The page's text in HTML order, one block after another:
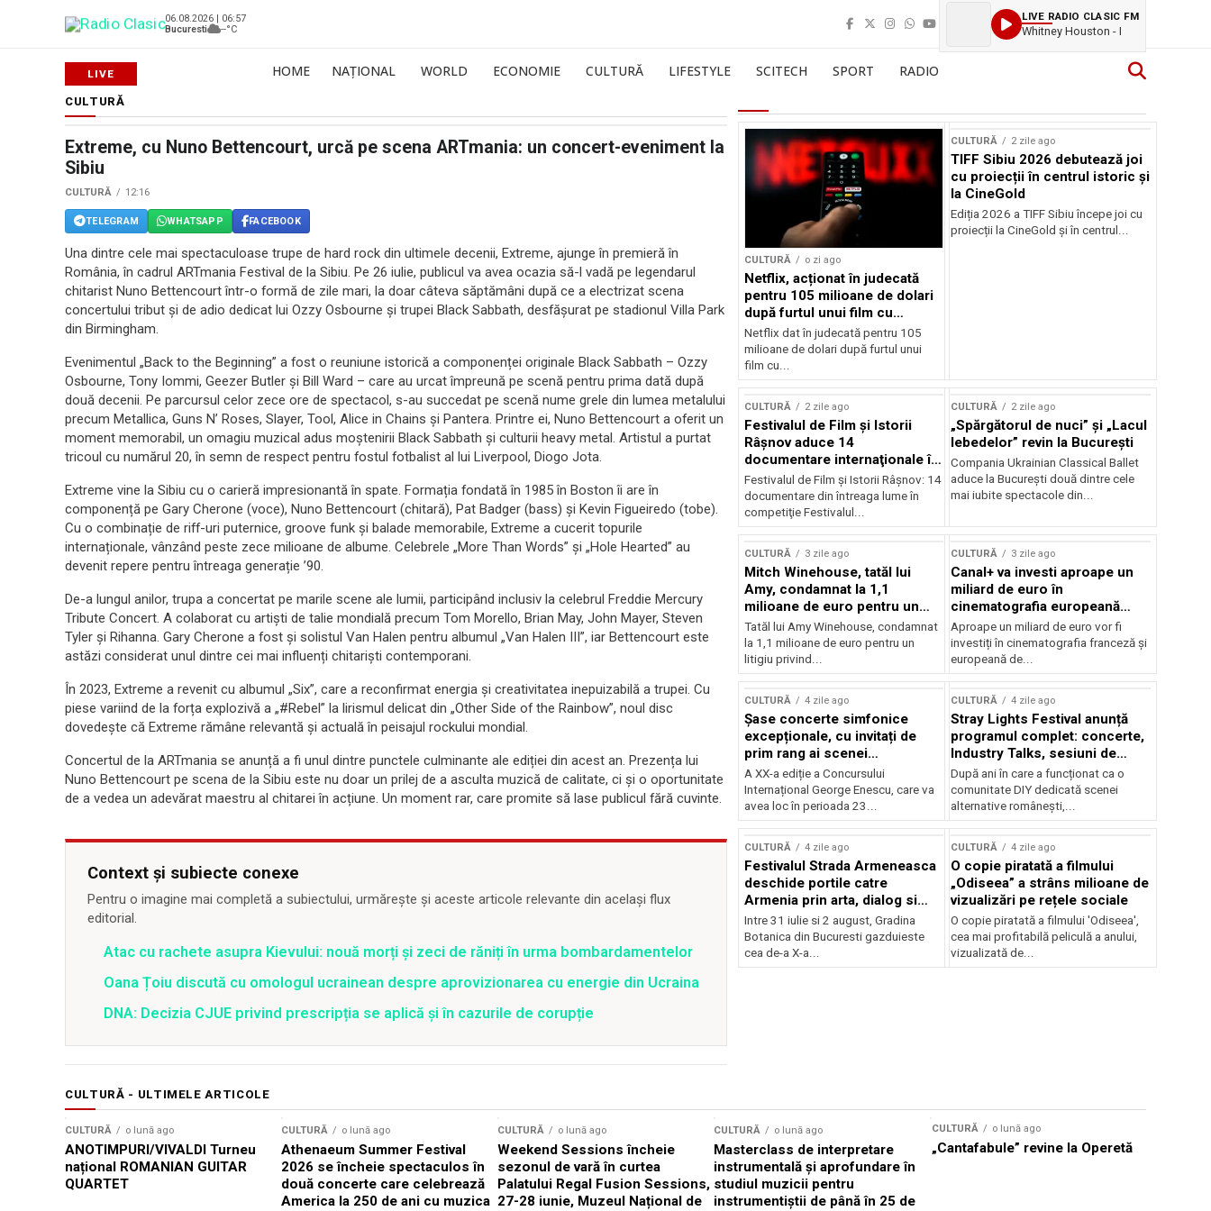
06.08.2026 | 06:57
Bucuresti
--°C
LIVE RADIO CLASIC FM
Whitney Houston - I
HOME NAȚIONAL WORLD ECONOMIE CULTURĂ LIFESTYLE SCITECH SPORT RADIO
CULTURĂ
Extreme, cu Nuno Bettencourt, urcă pe scena ARTmania: un concert-eveniment la
Sibiu
CULTURĂ 12:16
TELEGRAM WHATSAPP FACEBOOK
Una dintre cele mai spectaculoase trupe de hard rock din ultimele decenii, Extreme, ajunge în premieră în
România, în cadrul ARTmania Festival de la Sibiu. Pe 26 iulie, publicul va avea ocazia să-l vadă pe legendarul
chitarist Nuno Bettencourt într-o formă de zile mari, la doar câteva săptămâni după ce a electrizat scena
concertului tribut și de adio dedicat lui Ozzy Osbourne și trupei Black Sabbath, desfășurat pe stadionul Villa Park
din Birmingham.
Evenimentul „Back to the Beginning” a fost o reuniune istorică a componenței originale Black Sabbath – Ozzy
Osbourne, Tony Iommi, Geezer Butler și Bill Ward – care au urcat împreună pe scenă pentru prima dată după
două decenii. Pe parcursul celor zece ore de spectacol, s-au succedat pe scenă nume grele din lumea metalului
precum Metallica, Guns N’ Roses, Slayer, Tool, Alice in Chains și Pantera. Printre ei, Nuno Bettencourt a oferit un
moment memorabil, un omagiu muzical adus moștenirii Black Sabbath și culturii heavy metal. Artistul a purtat
tricoul cu numărul 20, în semn de respect pentru fostul fotbalist al lui Liverpool, Diogo Jota.
Extreme vine la Sibiu cu o carieră impresionantă în spate. Formația fondată în 1985 în Boston îi are în
componență pe Gary Cherone (voce), Nuno Bettencourt (chitară), Pat Badger (bass) și Kevin Figueiredo (tobe).
Cu o combinație de riff-uri puternice, groove funk și balade memorabile, Extreme a cucerit topurile
internaționale, vânzând peste zece milioane de albume. Celebrele „More Than Words” și „Hole Hearted” au
devenit repere pentru întreaga generație ’90.
De-a lungul anilor, trupa a concertat pe marile scene ale lumii, participând inclusiv la celebrul Freddie Mercury
Tribute Concert. A colaborat cu artiști de talie mondială precum Tom Morello, Brian May, John Mayer, Steven
Tyler și Rihanna. Gary Cherone a fost și solistul Van Halen pentru albumul „Van Halen III”, iar Bettencourt este
astăzi considerat unul dintre cei mai influenți chitariști contemporani.
În 2023, Extreme a revenit cu albumul „Six”, care a reconfirmat energia și creativitatea inepuizabilă a trupei. Cu
piese variind de la forța explozivă a „#Rebel” la lirismul delicat din „Other Side of the Rainbow”, noul disc
dovedește că Extreme rămâne relevantă și actuală în peisajul rockului mondial.
Concertul de la ARTmania se anunță a fi unul dintre punctele culminante ale ediției din acest an. Prezența lui
Nuno Bettencourt pe scena de la Sibiu este nu doar un prilej de a asculta muzică de calitate, ci și o oportunitate
de a vedea un adevărat maestru al chitarei în acțiune. Un moment rar, care promite să lase publicul fără cuvinte.
Context și subiecte conexe
Pentru o imagine mai completă a subiectului, urmărește și aceste articole relevante din același flux
editorial.
Atac cu rachete asupra Kievului: nouă morți și zeci de răniți în urma bombardamentelor
Oana Țoiu discută cu omologul ucrainean despre aprovizionarea cu energie din Ucraina
DNA: Decizia CJUE privind prescripția se aplică și în cazurile de corupție
CULTURĂ o zi ago
Netflix, acționat în judecată
pentru 105 milioane de dolari
după furtul unui film cu
Nicolas Cage
Netflix dat în judecată pentru 105
milioane de dolari după furtul unui
film cu...
CULTURĂ 2 zile ago
TIFF Sibiu 2026 debutează joi
cu proiecții în centrul istoric și
la CineGold
Ediția 2026 a TIFF Sibiu începe joi cu
proiecții la CineGold și în centrul...
CULTURĂ 2 zile ago
Festivalul de Film şi Istorii
Râşnov aduce 14
documentare internaţionale în
premieră
Festivalul de Film şi Istorii Râşnov: 14
documentare din întreaga lume în
competiţie Festivalul...
CULTURĂ 2 zile ago
„Spărgătorul de nuci” și „Lacul
lebedelor” revin la București
Compania Ukrainian Classical Ballet
aduce la București două dintre cele
mai iubite spectacole din...
CULTURĂ 3 zile ago
Mitch Winehouse, tatăl lui
Amy, condamnat la 1,1
milioane de euro pentru un
litigiu pierdut
Tatăl lui Amy Winehouse, condamnat
la 1,1 milioane de euro pentru un
litigiu privind...
CULTURĂ 3 zile ago
Canal+ va investi aproape un
miliard de euro în
cinematografia europeană
până în 2032
Aproape un miliard de euro vor fi
investiți în cinematografia franceză și
europeană de...
CULTURĂ 4 zile ago
Șase concerte simfonice
excepționale, cu invitați de
prim rang ai scenei
internaționale și ansambluri
orchestrale românești de
prestigiu, în programul
Concursului Enescu 2026
A XX-a ediție a Concursului
Internațional George Enescu, care va
avea loc în perioada 23...
CULTURĂ 4 zile ago
Stray Lights Festival anunță
programul complet: concerte,
Industry Talks, sesiuni de
audiție și noi opțiuni de
participare pentru public
După ani în care a funcționat ca o
comunitate DIY dedicată scenei
alternative românești,...
CULTURĂ 4 zile ago
Festivalul Strada Armeneasca
deschide portile catre
Armenia prin arta, dialog si
patrimoniu, intre 31 iulie si 2
august, la Gradina Botanica din
Bucuresti
Intre 31 iulie si 2 august, Gradina
Botanica din Bucuresti gazduieste
cea de-a X-a...
CULTURĂ 4 zile ago
O copie piratată a filmului
„Odiseea” a strâns milioane de
vizualizări pe rețele sociale
O copie piratată a filmului 'Odiseea',
cea mai profitabilă peliculă a anului,
vizualizată de...
CULTURĂ - ULTIMELE ARTICOLE
CULTURĂ o lună ago
ANOTIMPURI/VIVALDI Turneu
național ROMANIAN GUITAR
QUARTET
CULTURĂ o lună ago
Athenaeum Summer Festival
2026 se încheie spectaculos în
două concerte care celebrează
America la 250 de ani cu muzica
CULTURĂ o lună ago
Weekend Sessions încheie
sezonul de vară în curtea
Palatului Regal Fusion Sessions,
27-28 iunie, Muzeul Național de
CULTURĂ o lună ago
Masterclass de interpretare
instrumentală și aprofundare în
studiul muzicii pentru
instrumentiștii de până în 25 de
CULTURĂ o lună ago
„Cantafabule” revine la Operetă